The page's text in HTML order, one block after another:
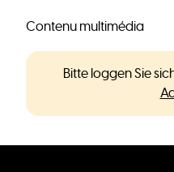
Contenu multimédia
Bitte loggen Sie